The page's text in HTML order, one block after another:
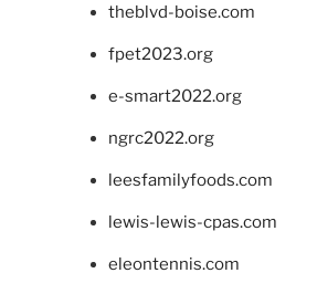
theblvd-boise.com
fpet2023.org
e-smart2022.org
ngrc2022.org
leesfamilyfoods.com
lewis-lewis-cpas.com
eleontennis.com